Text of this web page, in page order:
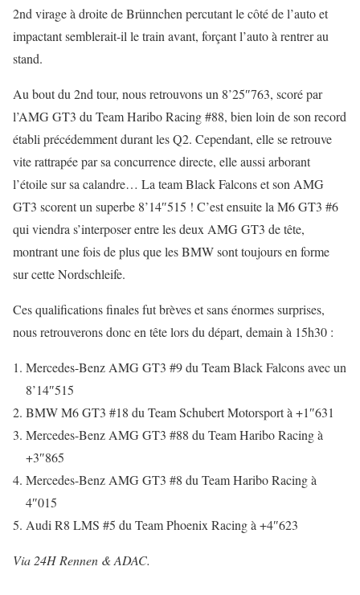
2nd virage à droite de Brünnchen percutant le côté de l’auto et
impactant semblerait-il le train avant, forçant l’auto à rentrer au
stand.
Au bout du 2nd tour, nous retrouvons un 8’25″763, scoré par
l’AMG GT3 du Team Haribo Racing #88, bien loin de son record
établi précédemment durant les Q2. Cependant, elle se retrouve
vite rattrapée par sa concurrence directe, elle aussi arborant
l’étoile sur sa calandre… La team Black Falcons et son AMG
GT3 scorent un superbe 8’14″515 ! C’est ensuite la M6 GT3 #6
qui viendra s’interposer entre les deux AMG GT3 de tête,
montrant une fois de plus que les BMW sont toujours en forme
sur cette Nordschleife.
Ces qualifications finales fut brèves et sans énormes surprises,
nous retrouverons donc en tête lors du départ, demain à 15h30 :
Mercedes-Benz AMG GT3 #9 du Team Black Falcons avec un
8’14″515
BMW M6 GT3 #18 du Team Schubert Motorsport à +1″631
Mercedes-Benz AMG GT3 #88 du Team Haribo Racing à
+3″865
Mercedes-Benz AMG GT3 #8 du Team Haribo Racing à
4″015
Audi R8 LMS #5 du Team Phoenix Racing à +4″623
Via 24H Rennen & ADAC.